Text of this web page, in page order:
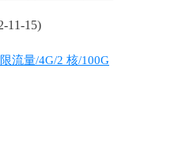
11-15)